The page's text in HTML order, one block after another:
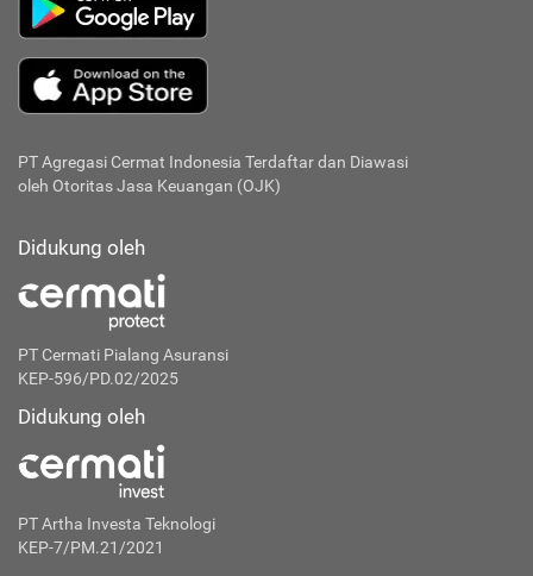
PT Agregasi Cermat Indonesia Terdaftar dan Diawasi
oleh Otoritas Jasa Keuangan (OJK)
Didukung oleh
PT Cermati Pialang Asuransi
KEP-596/PD.02/2025
Didukung oleh
PT Artha Investa Teknologi
KEP-7/PM.21/2021